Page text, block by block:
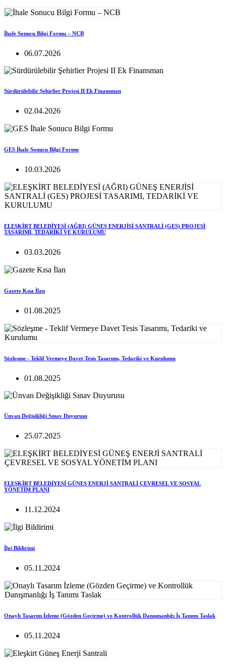
İhale Sonucu Bilgi Formu – NCB
06.07.2026
Sürdürülebilir Şehirlier Projesi II Ek Finansman
02.04.2026
GES İhale Sonucu Bilgi Formu
10.03.2026
ELEŞKİRT BELEDİYESİ (AĞRI) GÜNEŞ ENERJİSİ SANTRALİ (GES) PROJESİ
TASARIMI, TEDARİKİ VE KURULUMU
03.03.2026
Gazete Kısa İlan
01.08.2025
Sözleşme - Teklif Vermeye Davet Tesis Tasarımı, Tedariki ve Kurulumu
01.08.2025
Ünvan Değişikliği Sınav Duyurusu
25.07.2025
ELEŞKİRT BELEDİYESİ GÜNEŞ ENERJİ SANTRALİ ÇEVRESEL VE SOSYAL
YÖNETİM PLANI
11.12.2024
İlgi Bildirimi
05.11.2024
Onaylı Tasarım İzleme (Gözden Geçirme) ve Kontrollük Danışmanlığı İş Tanımı Taslak
05.11.2024